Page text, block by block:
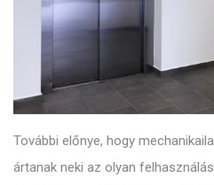
További előnye, hogy
ártanak neki az olyan